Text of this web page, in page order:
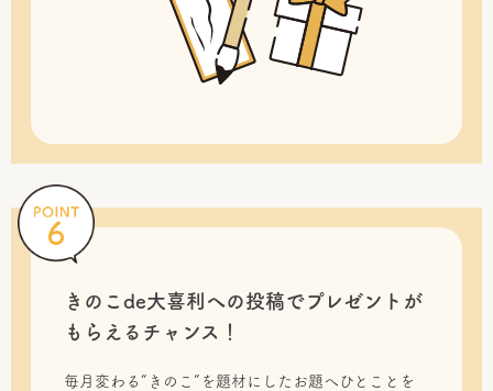
きのこde大喜利への投稿でプレゼントが
もらえるチャンス！
毎月変わる“きのこ”を題材にしたお題へひとことを